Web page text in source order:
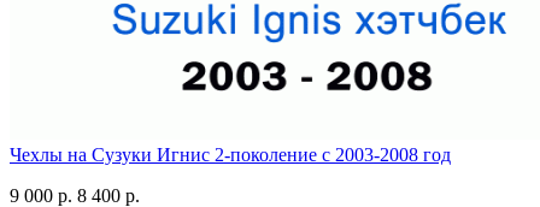
Чехлы на Сузуки Игнис 2-поколение с 2003-2008 год
9 000 р. 8 400 р.